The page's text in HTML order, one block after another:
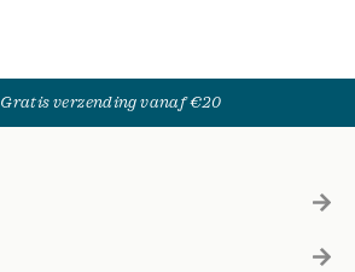
Gratis verzending vanaf €20